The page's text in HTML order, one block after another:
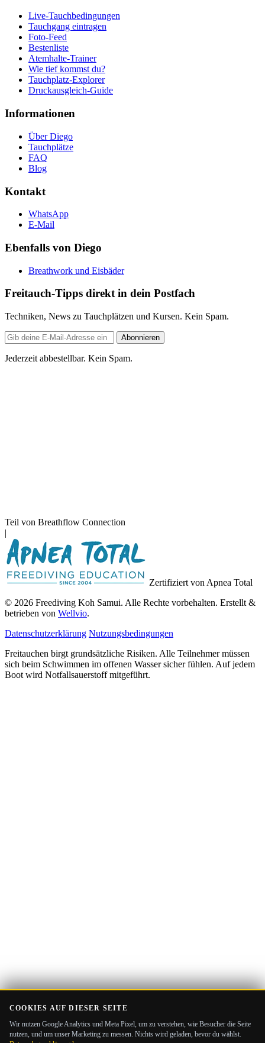
Live-Tauchbedingungen
Tauchgang eintragen
Foto-Feed
Bestenliste
Atemhalte-Trainer
Wie tief kommst du?
Tauchplatz-Explorer
Druckausgleich-Guide
Informationen
Über Diego
Tauchplätze
FAQ
Blog
Kontakt
WhatsApp
E-Mail
Ebenfalls von Diego
Breathwork und Eisbäder
Freitauch-Tipps direkt in dein Postfach
Techniken, News zu Tauchplätzen und Kursen. Kein Spam.
E-
Mail-
Adresse
Abonnieren
Jederzeit abbestellbar. Kein Spam.
Teil von Breathflow Connection
|
Zertifiziert von Apnea Total
© 2026 Freediving Koh Samui. Alle Rechte vorbehalten. Erstellt &
betrieben von Wellvio.
Datenschutzerklärung Nutzungsbedingungen
Freitauchen birgt grundsätzliche Risiken. Alle Teilnehmer müssen
sich beim Schwimmen im offenen Wasser sicher fühlen. Auf jedem
Boot wird Notfallsauerstoff mitgeführt.
COOKIES AUF DIESER SEITE
Wir nutzen Google Analytics und Meta Pixel, um zu verstehen, wie Besucher die Seite
nutzen, und um unser Marketing zu messen. Nichts wird geladen, bevor du wählst.